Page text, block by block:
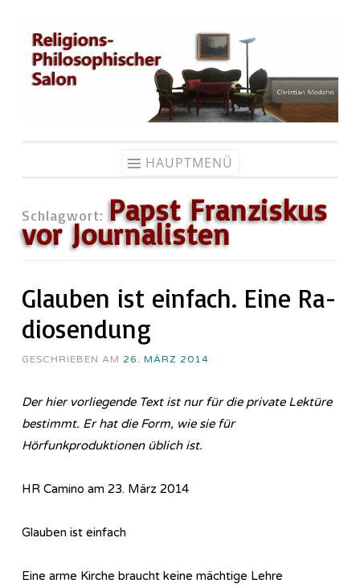
Zum
Inhalt
springen
HAUPTMENÜ
Schlagwort: Papst Franziskus
vor Journalisten
Glauben ist einfach. Eine Ra­
dio­sen­dung
GESCHRIEBEN AM 26. MÄRZ 2014
Der hier vorliegende Text ist nur für die private Lektüre
bestimmt. Er hat die Form, wie sie für
Hörfunkproduktionen üblich ist.
HR Camino am 23. März 2014
Glauben ist einfach
Eine arme Kirche braucht keine mächtige Lehre